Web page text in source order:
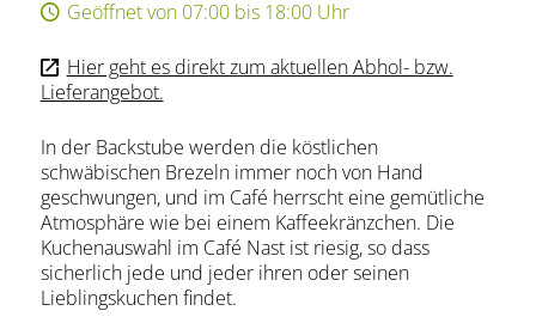
Geöffnet von 07:00 bis 18:00 Uhr
Hier geht es direkt zum aktuellen Abhol- bzw.
Lieferangebot.
In der Backstube werden die köstlichen
schwäbischen Brezeln immer noch von Hand
geschwungen, und im Café herrscht eine gemütliche
Atmosphäre wie bei einem Kaffeekränzchen. Die
Kuchenauswahl im Café Nast ist riesig, so dass
sicherlich jede und jeder ihren oder seinen
Lieblingskuchen findet.